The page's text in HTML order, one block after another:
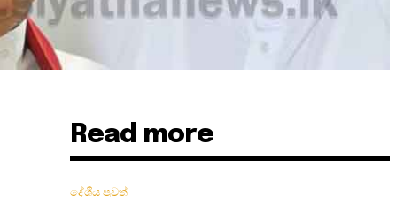
Read more
දේශීය පුවත්